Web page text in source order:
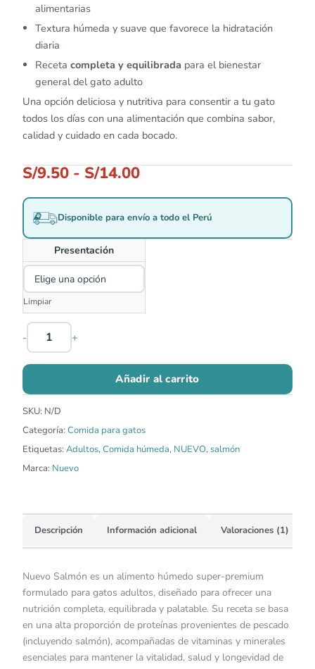
alimentarias
Textura húmeda y suave que favorece la hidratación
diaria
Receta completa y equilibrada para el bienestar
general del gato adulto
Una opción deliciosa y nutritiva para consentir a tu gato
todos los días con una alimentación que combina sabor,
calidad y cuidado en cada bocado.
S/9.50 - S/14.00
Disponible para envío a todo el Perú
Presentación
Limpiar
- +
Añadir al carrito
SKU: N/D
Categoría: Comida para gatos
Etiquetas: Adultos,Comida húmeda, NUEVO,salmón
Marca: Nuevo
Descripción Información adicional Valoraciones (1)
Nuevo Salmón es un alimento húmedo super-premium
formulado para gatos adultos, diseñado para ofrecer una
nutrición completa, equilibrada y palatable. Su receta se basa
en una alta proporción de proteínas provenientes de pescado
(incluyendo salmón), acompañadas de vitaminas y minerales
esenciales para mantener la vitalidad, salud y longevidad de